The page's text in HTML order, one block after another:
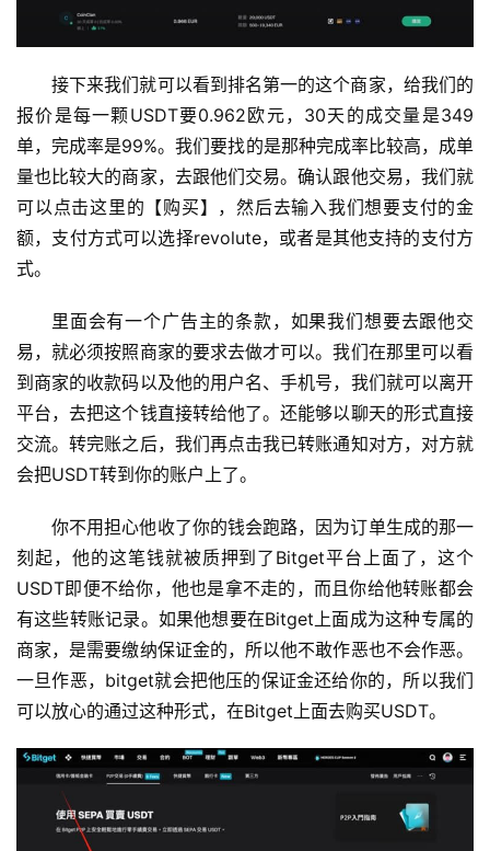
接下来我们就可以看到排名第一的这个商家，给我们的
报价是每一颗USDT要0.962欧元，30天的成交量是349
单，完成率是99%。我们要找的是那种完成率比较高，成单
量也比较大的商家，去跟他们交易。确认跟他交易，我们就
可以点击这里的【购买】，然后去输入我们想要支付的金
额，支付方式可以选择revolute，或者是其他支持的支付方
式。
里面会有一个广告主的条款，如果我们想要去跟他交
易，就必须按照商家的要求去做才可以。我们在那里可以看
到商家的收款码以及他的用户名、手机号，我们就可以离开
平台，去把这个钱直接转给他了。还能够以聊天的形式直接
交流。转完账之后，我们再点击我已转账通知对方，对方就
会把USDT转到你的账户上了。
你不用担心他收了你的钱会跑路，因为订单生成的那一
刻起，他的这笔钱就被质押到了Bitget平台上面了，这个
USDT即便不给你，他也是拿不走的，而且你给他转账都会
有这些转账记录。如果他想要在Bitget上面成为这种专属的
商家，是需要缴纳保证金的，所以他不敢作恶也不会作恶。
一旦作恶，bitget就会把他压的保证金还给你的，所以我们
可以放心的通过这种形式，在Bitget上面去购买USDT。